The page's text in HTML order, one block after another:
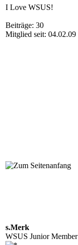
I Love WSUS!
Beiträge: 30
Mitglied seit: 04.02.09
s.Merk
WSUS Junior Member